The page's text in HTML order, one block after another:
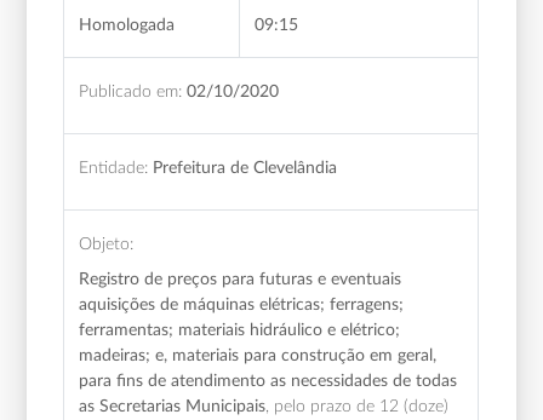
Homologada
09:15
Publicado em: 02/10/2020
Entidade: Prefeitura de Clevelândia
Objeto:
Registro de preços para futuras e eventuais
aquisições de máquinas elétricas; ferragens;
ferramentas; materiais hidráulico e elétrico;
madeiras; e, materiais para construção em geral,
para fins de atendimento as necessidades de todas
as Secretarias Municipais , pelo prazo de 12 (doze)